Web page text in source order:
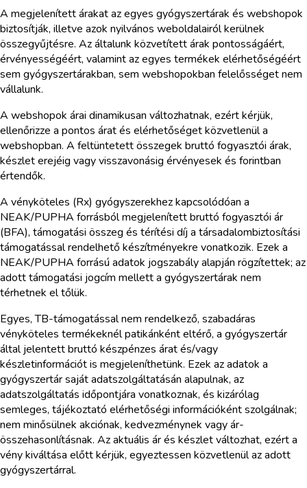
A megjelenített árakat az egyes gyógyszertárak és webshopok
biztosítják, illetve azok nyilvános weboldalairól kerülnek
összegyűjtésre. Az általunk közvetített árak pontosságáért,
érvényességéért, valamint az egyes termékek elérhetőségéért
sem gyógyszertárakban, sem webshopokban felelősséget nem
vállalunk.
A webshopok árai dinamikusan változhatnak, ezért kérjük,
ellenőrizze a pontos árat és elérhetőséget közvetlenül a
webshopban. A feltüntetett összegek bruttó fogyasztói árak,
készlet erejéig vagy visszavonásig érvényesek és forintban
értendők.
A vényköteles (Rx) gyógyszerekhez kapcsolódóan a
NEAK/PUPHA forrásból megjelenített bruttó fogyasztói ár
(BFA), támogatási összeg és térítési díj a társadalombiztosítási
támogatással rendelhető készítményekre vonatkozik. Ezek a
NEAK/PUPHA forrású adatok jogszabály alapján rögzítettek; az
adott támogatási jogcím mellett a gyógyszertárak nem
térhetnek el tőlük.
Egyes, TB-támogatással nem rendelkező, szabadáras
vényköteles termékeknél patikánként eltérő, a gyógyszertár
által jelentett bruttó készpénzes árat és/vagy
készletinformációt is megjeleníthetünk. Ezek az adatok a
gyógyszertár saját adatszolgáltatásán alapulnak, az
adatszolgáltatás időpontjára vonatkoznak, és kizárólag
semleges, tájékoztató elérhetőségi információként szolgálnak;
nem minősülnek akciónak, kedvezménynek vagy ár-
összehasonlításnak. Az aktuális ár és készlet változhat, ezért a
vény kiváltása előtt kérjük, egyeztessen közvetlenül az adott
gyógyszertárral.